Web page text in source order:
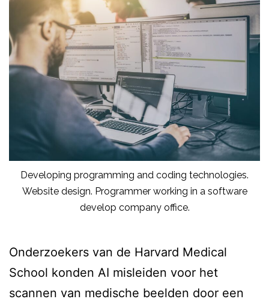
Developing programming and coding technologies.
Website design. Programmer working in a software
develop company office.
Onderzoekers van de Harvard Medical
School konden AI misleiden voor het
scannen van medische beelden door een